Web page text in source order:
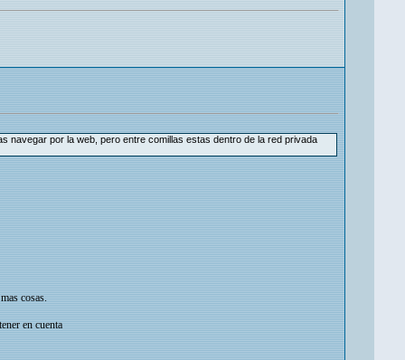
navegar por la web, pero entre comillas estas dentro de la red privada
cosas.
en cuenta